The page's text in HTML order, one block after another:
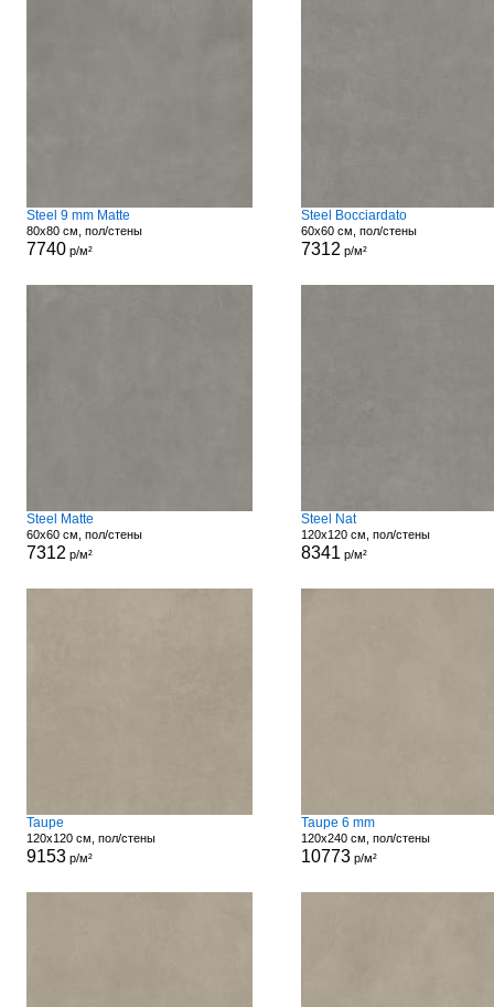
Steel 9 mm Matte
80x80 см, пол/стены
7740р/м²
Steel Bocciardato
60x60 см, пол/стены
7312 р/м²
Steel Matte
60x60 см, пол/стены
7312 р/м²
Steel Nat
120x120 см, пол/стены
8341 р/м²
Taupe
120x120 см, пол/стены
9153р/м²
Taupe 6 mm
120x240 см, пол/стены
10773р/м²